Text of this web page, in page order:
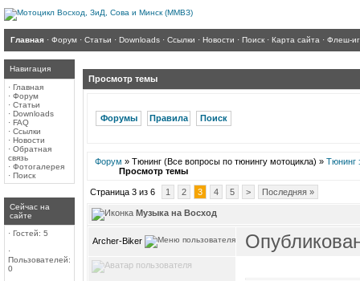
Главная · Форум · Статьи · Downloads · Ссылки · Новости · Поиск · Карта сайта · Флеш-
Навигация
· Главная
· Форум
· Статьи
· Downloads
· FAQ
· Ссылки
· Новости
· Обратная
связь
· Фотогалерея
· Поиск
Сейчас на
сайте
· Гостей: 5
·
Пользователей:
0
Просмотр темы
Форумы Правила Поиск
Форум » Тюнинг (Все вопросы по тюнингу мотоцикла) » Тюнинг
Просмотр темы
Страница 3 из 6 1 2 3 4 5 > Последняя »
Музыка на Восход
Archer-Biker